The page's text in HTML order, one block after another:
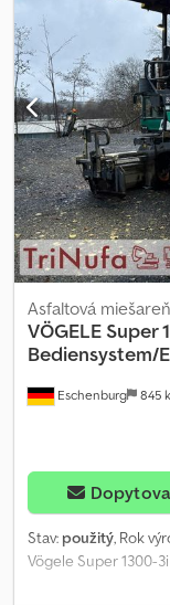
Eschenburg 845
Asfaltová miešareň
VÖGELE Super
Bediensystem/
Stav: použitý, Rok
Vögele Super 1300-
systému/ERGOPlus |